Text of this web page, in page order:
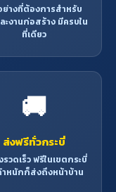
างที่ต้องการสำหรับ
ะงานก่อสร้าง มีครบใน
ที่เดียว
🚚
ส่งฟรีทั่วกระบี่
วดเร็ว ฟรีในเขตกระบี่
หนักก็ส่งถึงหน้าบ้าน